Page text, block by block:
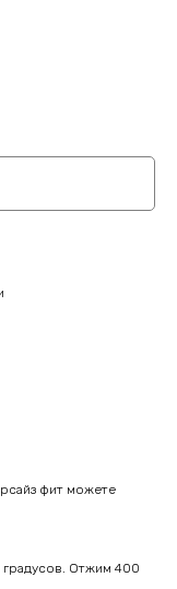
фит можете
градусов. Отжим 400